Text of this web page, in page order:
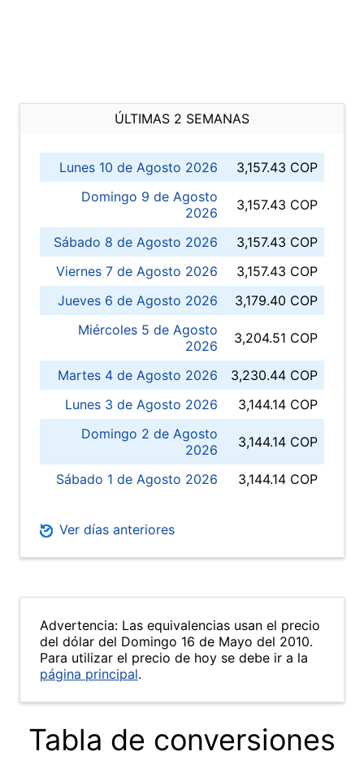
ÚLTIMAS 2 SEMANAS
Lunes 10 de Agosto 2026
3,157.43 COP
Domingo 9 de Agosto
2026
3,157.43 COP
Sábado 8 de Agosto 2026
3,157.43 COP
Viernes 7 de Agosto 2026
3,157.43 COP
Jueves 6 de Agosto 2026
3,179.40 COP
Miércoles 5 de Agosto
2026
3,204.51 COP
Martes 4 de Agosto 2026
3,230.44 COP
Lunes 3 de Agosto 2026
3,144.14 COP
Domingo 2 de Agosto
2026
3,144.14 COP
Sábado 1 de Agosto 2026 3,144.14 COP
Ver días anteriores
Advertencia: Las equivalencias usan el precio
del dólar del Domingo 16 de Mayo del 2010.
Para utilizar el precio de hoy se debe ir a la
página principal.
Tabla de conversiones